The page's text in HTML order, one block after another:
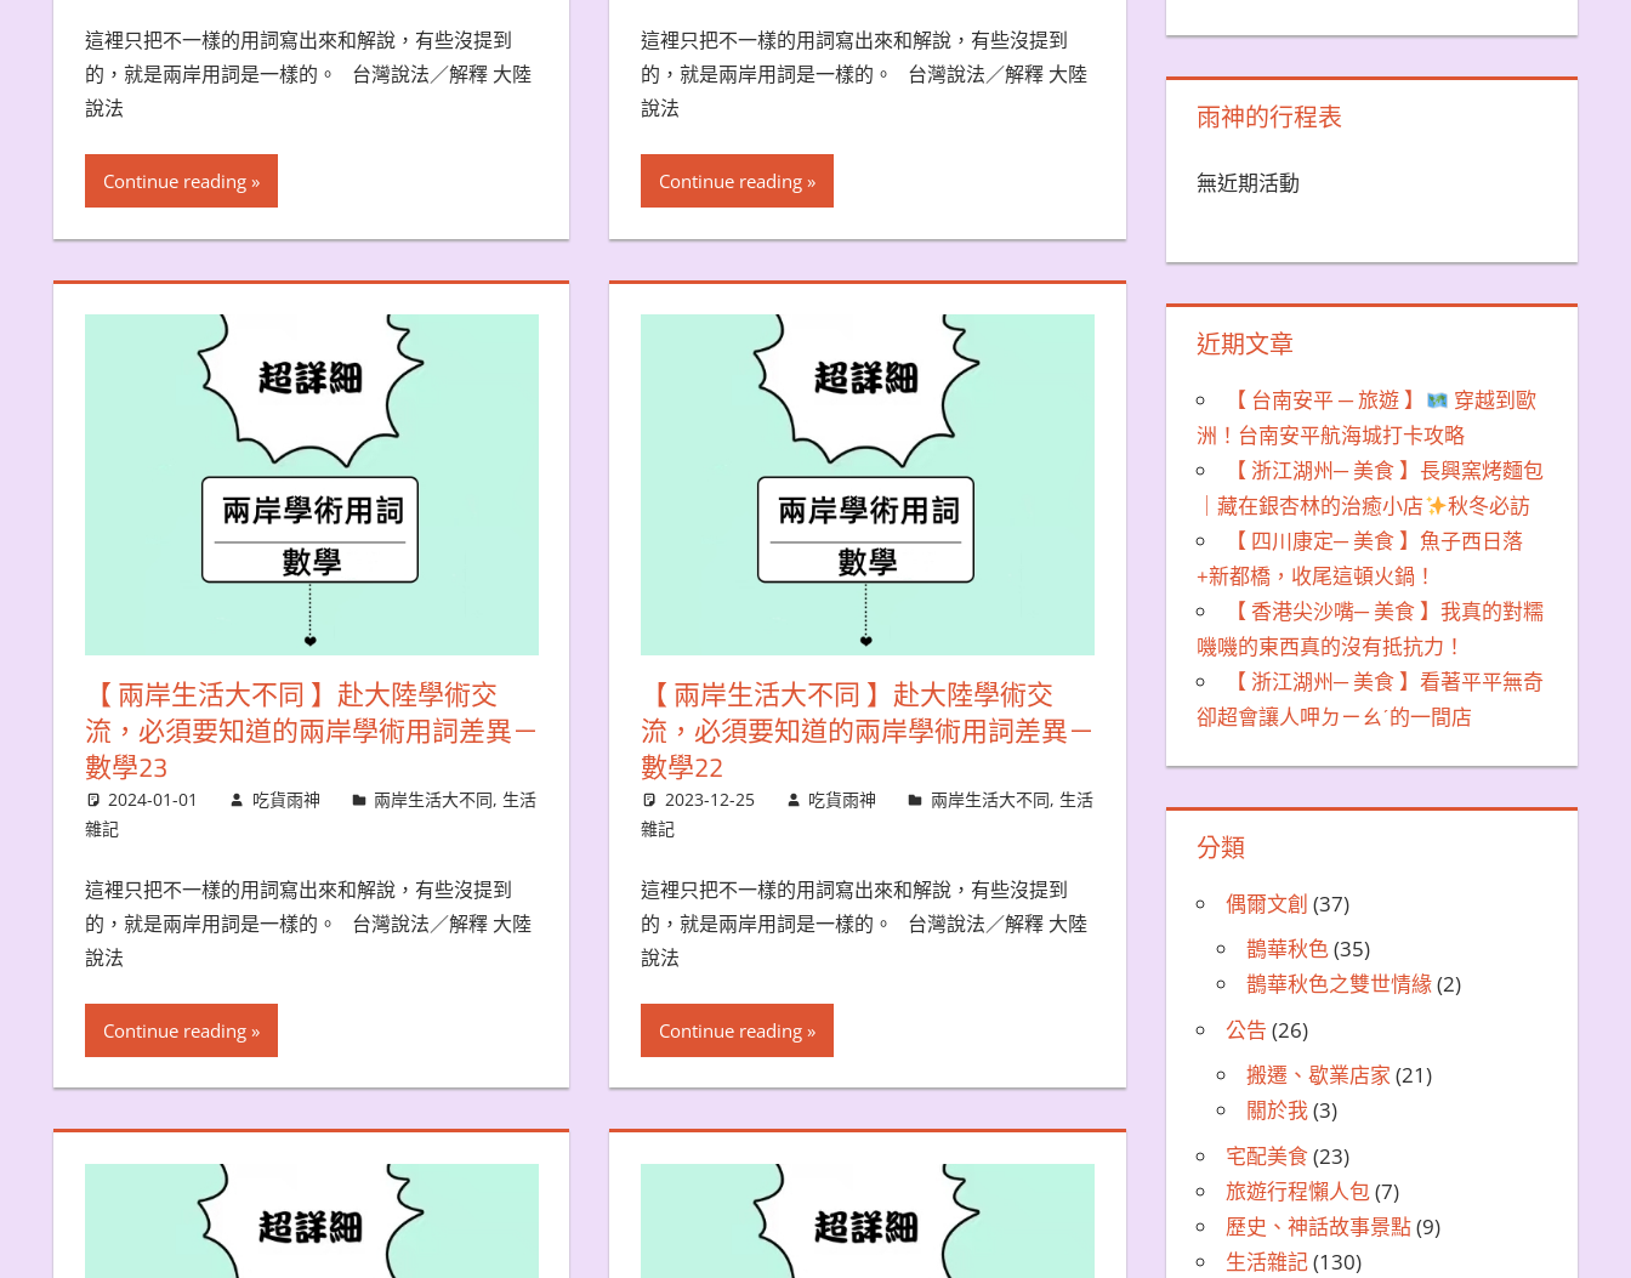
這裡只把不一樣的用詞寫出來和解說，有些沒提到
的，就是兩岸用詞是一樣的。 台灣說法／解釋 大陸
說法
Continue reading
這裡只把不一樣的用詞寫出來和解說，有些沒提到
的，就是兩岸用詞是一樣的。 台灣說法／解釋 大陸
說法
Continue reading
【 兩岸生活大不同 】赴大陸學術交
流，必須要知道的兩岸學術用詞差異－
數學23
2024-01-01 吃貨雨神 兩岸生活大不同, 生活
雜記
這裡只把不一樣的用詞寫出來和解說，有些沒提到
的，就是兩岸用詞是一樣的。 台灣說法／解釋 大陸
說法
Continue reading
【 兩岸生活大不同 】赴大陸學術交
流，必須要知道的兩岸學術用詞差異－
數學22
2023-12-25 吃貨雨神 兩岸生活大不同, 生活
雜記
這裡只把不一樣的用詞寫出來和解說，有些沒提到
的，就是兩岸用詞是一樣的。 台灣說法／解釋 大陸
說法
Continue reading
雨神的行程表
無近期活動
近期文章
【 台南安平 ─ 旅遊 】
穿越到歐
洲！台南安平航海城打卡攻略
【 浙江湖州─ 美食 】長興窯烤麵包
｜藏在銀杏林的治癒小店
秋冬必訪
【 四川康定─ 美食 】魚子西日落
+新都橋，收尾這頓火鍋！
【 香港尖沙嘴─ 美食 】我真的對糯
嘰嘰的東西真的沒有抵抗力！
【 浙江湖州─ 美食 】看著平平無奇
卻超會讓人呷ㄉㄧㄠˊ的一間店
分類
偶爾文創 (37)
鵲華秋色(35)
鵲華秋色之雙世情緣(2)
公告 (26)
搬遷、歇業店家 (21)
關於我(3)
宅配美食(23)
旅遊行程懶人包(7)
歷史、神話故事景點(9)
生活雜記(130)